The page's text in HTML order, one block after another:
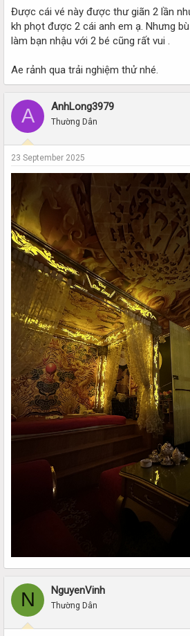
Được cái vé này được thư giãn 2 lần
kh phọt được 2 cái anh em ạ. Nhưng
làm bạn nhậu với 2 bé cũng rất vui .
Ae rảnh qua trải nghiệm thử nhé.
A AnhLong3979
Thường Dân
23 September 2025
N NguyenVinh
Thường Dân